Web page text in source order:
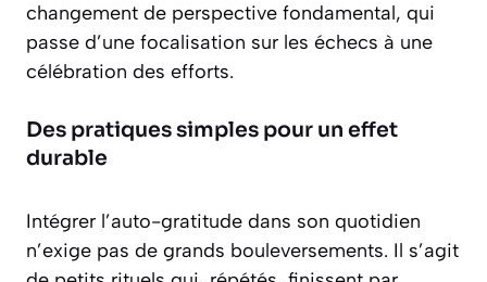
changement de perspective fondamental, qui
passe d’une focalisation sur les échecs à une
célébration des efforts.
Des pratiques simples pour un effet
durable
Intégrer l’auto-gratitude dans son quotidien
n’exige pas de grands bouleversements. Il s’agit